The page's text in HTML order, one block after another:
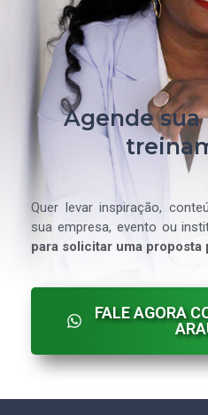
Agende sua
Quer levar inspiração,
sua empresa, evento ou
para solicitar uma proposta
FALE AGORA